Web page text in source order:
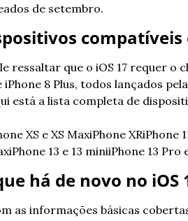
de setembro.
compatíveis
ressaltar que o iOS 17 requer o
iPhone 8 Plus, todos lançados
está a lista completa de
XS e XS MaxiPhone XRiPhone
iPhone 13 e 13 miniiPhone 13 Pro
há de novo no iOS
as informações básicas